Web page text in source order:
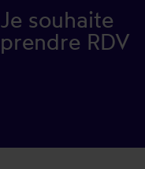
Je souhaite
prendre RDV